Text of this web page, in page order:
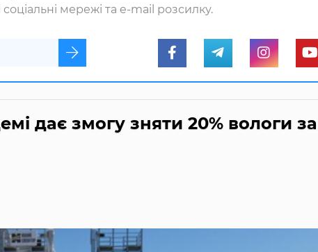
мережі та e-mail розсилку.
дає змогу зняти 20% вологи за